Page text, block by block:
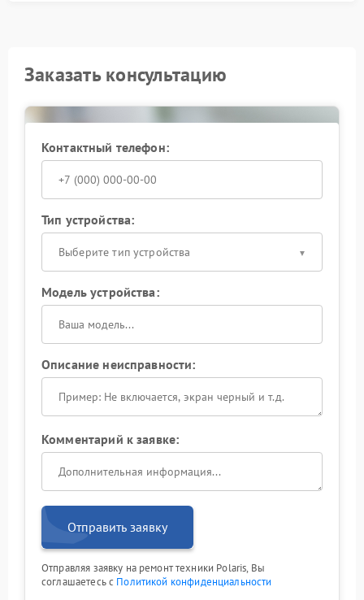
Заказать консультацию
Контактный телефон:
Тип устройства:
Выберите тип устройства
Модель устройства:
Описание неисправности:
Комментарий к заявке:
Отправить заявку
Отправляя заявку на ремонт техники Polaris, Вы
соглашаетесь с Политикой конфиденциальности